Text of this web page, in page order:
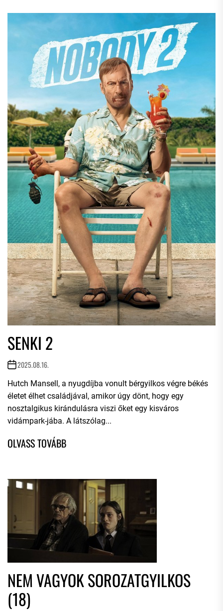
SENKI 2
2025.08.16.
Hutch Mansell, a nyugdíjba vonult bérgyilkos végre békés
életet élhet családjával, amikor úgy dönt, hogy egy
nosztalgikus kirándulásra viszi őket egy kisváros
vidámpark-jába. A látszólag...
NEM VAGYOK SOROZATGYILKOS
(18)